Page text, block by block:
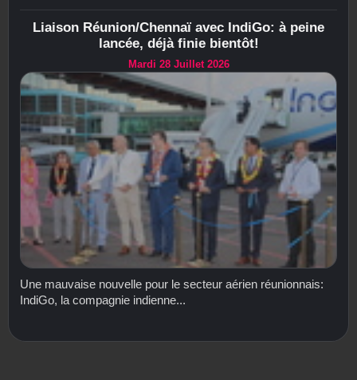
Liaison Réunion/Chennaï avec IndiGo: à peine
lancée, déjà finie bientôt!
Mardi 28 Juillet 2026
Une mauvaise nouvelle pour le secteur aérien réunionnais:
IndiGo, la compagnie indienne...